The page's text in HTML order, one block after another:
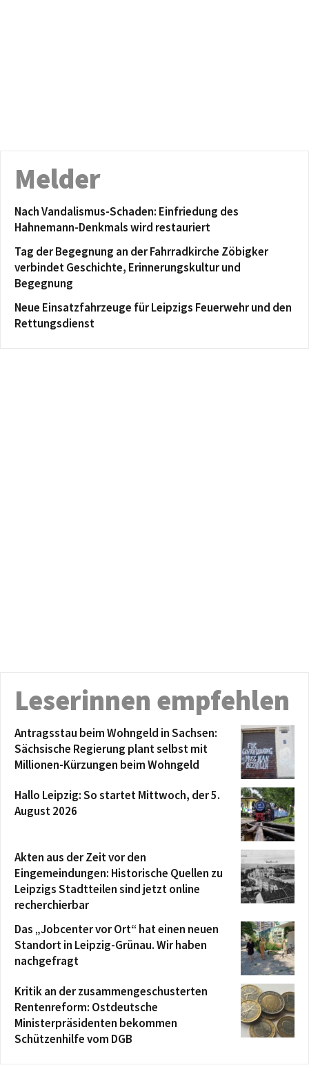
Melder
Nach Vandalismus-Schaden: Einfriedung des
Hahnemann-Denkmals wird restauriert
Tag der Begegnung an der Fahrradkirche Zöbigker
verbindet Geschichte, Erinnerungskultur und
Begegnung
Neue Einsatzfahrzeuge für Leipzigs Feuerwehr und den
Rettungsdienst
Leserinnen empfehlen
Antragsstau beim Wohngeld in Sachsen:
Sächsische Regierung plant selbst mit
Millionen-Kürzungen beim Wohngeld
Hallo Leipzig: So startet Mittwoch, der 5.
August 2026
Akten aus der Zeit vor den
Eingemeindungen: Historische Quellen zu
Leipzigs Stadtteilen sind jetzt online
recherchierbar
Das „Jobcenter vor Ort“ hat einen neuen
Standort in Leipzig-Grünau. Wir haben
nachgefragt
Kritik an der zusammengeschusterten
Rentenreform: Ostdeutsche
Ministerpräsidenten bekommen
Schützenhilfe vom DGB